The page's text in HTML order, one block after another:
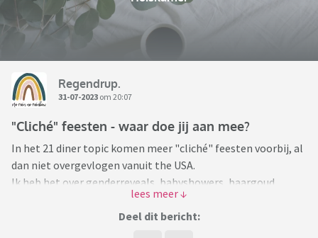
Regendrup.
31-07-2023 om 20:07
"Cliché" feesten - waar doe jij aan mee?
In het 21 diner topic komen meer "cliché" feesten voorbij, al
dan niet overgevlogen vanuit the USA.
Ik heb het over genderreveals, babyshowers, baargoud,
sweet sixteen, 21 diners.... noem maar op.
Deel dit bericht: